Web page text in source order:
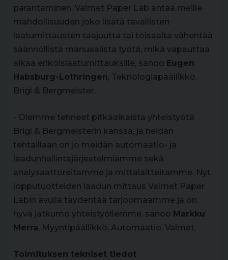
parantaminen. Valmet Paper Lab antaa meille
mahdollisuuden joko lisätä tavallisten
laatumittausten taajuutta tai toisaalta vähentää
säännöllistä manuaalista työtä, mikä vapauttaa
aikaa erikoislaatumittauksille, sanoo Eugen
Habsburg-Lothringen, Teknologiapäällikkö,
Brigl & Bergmeister.
- Olemme tehneet pitkäaikaista yhteistyötä
Brigl & Bergmeisterin kanssa, ja heidän
tehtaillaan on jo meidän automaatio- ja
laadunhallintajärjestelmiämme sekä
analysaattoreitamme ja mittalaitteitamme. Nyt
lopputuotteiden laadun mittaus Valmet Paper
Labin avulla täydentää tarjoomaamme ja on
hyvä jatkumo yhteistyöllemme, sanoo Markku
Merra, Myyntipäällikkö, Automaatio, Valmet.
Toimituksen tekniset tiedot